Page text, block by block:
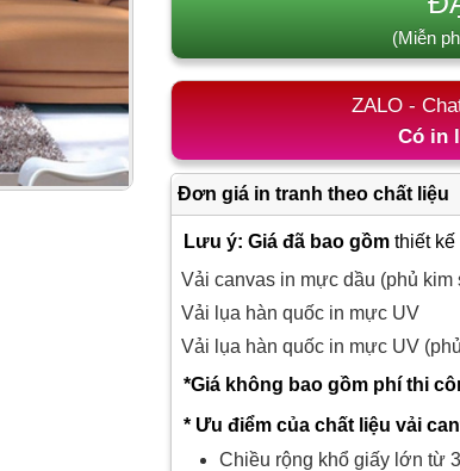
(Miễn
ZALO -
Có in
Đơn giá in tranh theo chất liệu
Lưu ý: Giá đã bao gồm thiết
Vải canvas in mực dầu (phủ kim
Vải lụa hàn quốc in mực UV
Vải lụa hàn quốc in mực UV
*Giá không bao gồm phí thi
* Ưu điểm của chất liệu vải
Chiều rộng khổ giấy lớn từ